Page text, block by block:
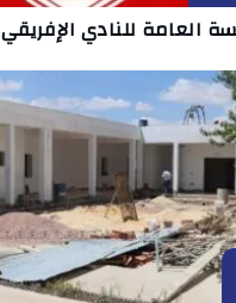
العامة للنادي الإفريقي